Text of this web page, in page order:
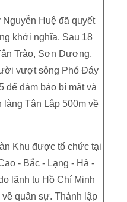
Huệ đã quyết
khởi nghĩa. Sau 18
Trào, Sơn Dương,
vượt sông Phó Đáy
để đảm bảo bí mật và
Tân Lập 500m về
Khu được tổ chức tại
- Bắc - Lạng - Hà -
lãnh tụ Hồ Chí Minh
quân sự. Thành lập